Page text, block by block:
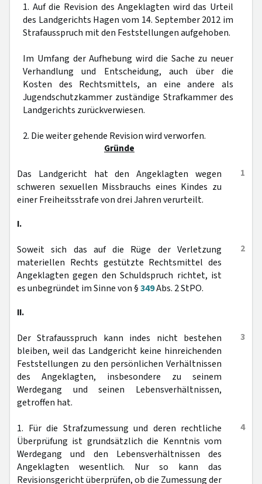
1. Auf die Revision des Angeklagten wird das Urteil
des Landgerichts Hagen vom 14. September 2012 im
Strafausspruch mit den Feststellungen aufgehoben.
Im Umfang der Aufhebung wird die Sache zu neuer
Verhandlung und Entscheidung, auch über die
Kosten des Rechtsmittels, an eine andere als
Jugendschutzkammer zuständige Strafkammer des
Landgerichts zurückverwiesen.
2. Die weiter gehende Revision wird verworfen.
Gründe
1
Das Landgericht hat den Angeklagten wegen
schweren sexuellen Missbrauchs eines Kindes zu
einer Freiheitsstrafe von drei Jahren verurteilt.
I.
2
Soweit sich das auf die Rüge der Verletzung
materiellen Rechts gestützte Rechtsmittel des
Angeklagten gegen den Schuldspruch richtet, ist
es unbegründet im Sinne von §349Abs. 2 StPO.
II.
3
Der Strafausspruch kann indes nicht bestehen
bleiben, weil das Landgericht keine hinreichenden
Feststellungen zu den persönlichen Verhältnissen
des Angeklagten, insbesondere zu seinem
Werdegang und seinen Lebensverhältnissen,
getroffen hat.
4
1. Für die Strafzumessung und deren rechtliche
Überprüfung ist grundsätzlich die Kenntnis vom
Werdegang und den Lebensverhältnissen des
Angeklagten wesentlich. Nur so kann das
Revisionsgericht überprüfen, ob die Zumessung der